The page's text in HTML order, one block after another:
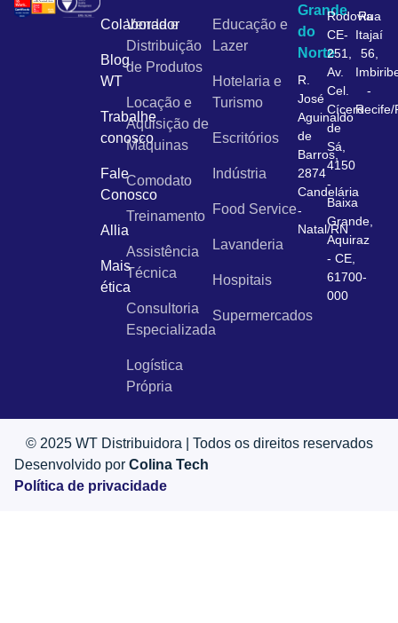
Colaborador
Blog
WT
Trabalhe
conosco
Fale
Conosco
Allia
Mais
ética
Venda e
Distribuição
de Produtos
Locação e
Aquisição de
Máquinas
Comodato
Treinamento
Assistência
Técnica
Consultoria
Especializada
Logística
Própria
Educação e
Lazer
Hotelaria e
Turismo
Escritórios
Indústria
Food Service
Lavanderia
Hospitais
Supermercados
Grande
do
Norte
R.
José
Aguinaldo
de
Barros,
2874
Candelária
-
Natal/RN
Rodovia
CE-
251,
Av.
Cel.
Cícero
de
Sá,
4150
-
Baixa
Grande,
Aquiraz
- CE,
61700-
000
Rua
Itajaí
56,
-
Recife/
© 2025 WT Distribuidora | Todos os direitos reservados
Desenvolvido por Colina Tech
Política de privacidade